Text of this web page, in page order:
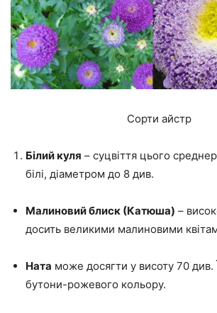
Сорти айстр
Білий куля – суцвіття цього
білі, діаметром до 8 див.
Малиновий блиск (Катюша) –
досить великими малиновими
Ната може досягти у висоту 70 див.
бутони-рожевого кольору.